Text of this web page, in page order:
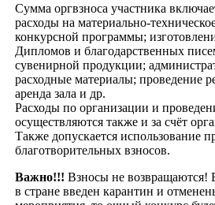
Сумма оргвзноса участника
расходы на материально-
конкурсной программы;
Дипломов и благодарственных
сувенирной продукции;
расходные материалы; проведение
аренда зала и др.
Расходы по организации и
осуществляются также и за счёт
Также допускается использование
благотворительных взносов.
Важно!!! Взносы не возвращаются!
в стране введен карантин и